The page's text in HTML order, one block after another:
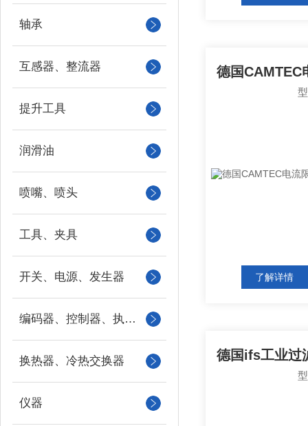
轴承
互感器、整流器
提升工具
润滑油
喷嘴、喷头
工具、夹具
开关、电源、发生器
编码器、控制器、执行器
换热器、冷热交换器
仪器
了解详情